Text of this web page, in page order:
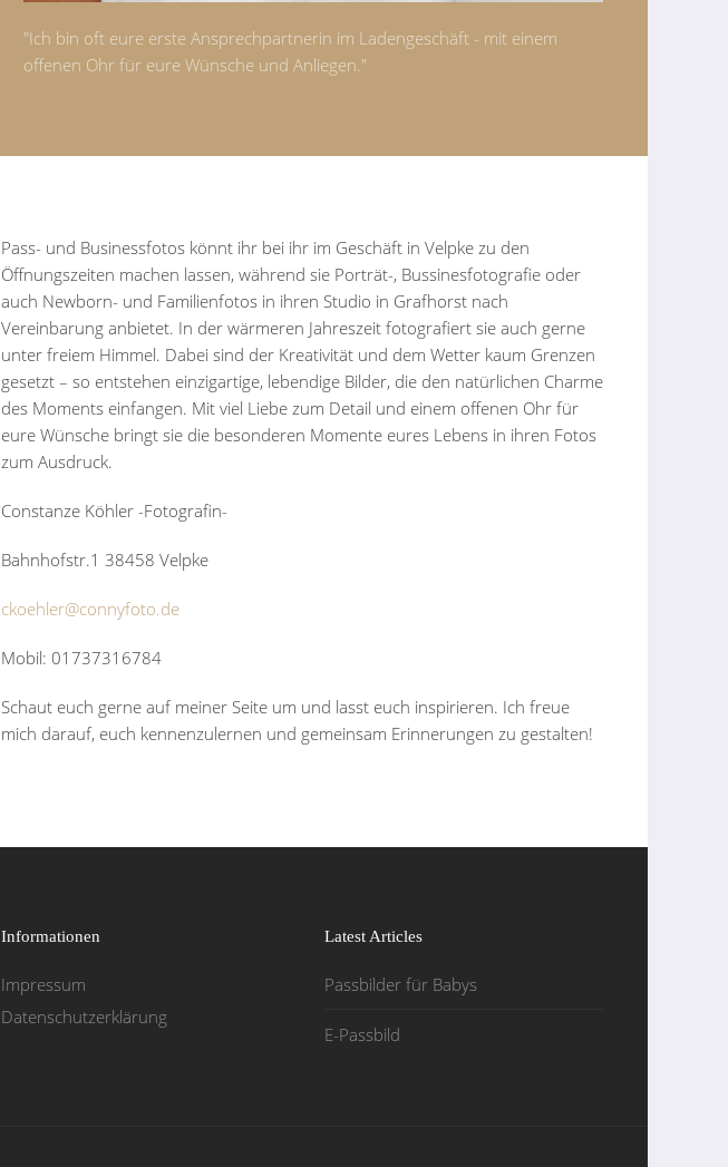
"Ich bin oft eure erste Ansprechpartnerin im Ladengeschäft - mit einem
offenen Ohr für eure Wünsche und Anliegen."
Pass- und Businessfotos könnt ihr bei ihr im Geschäft in Velpke zu den
Öffnungszeiten machen lassen, während sie Porträt-, Bussinesfotografie oder
auch Newborn- und Familienfotos in ihren Studio in Grafhorst nach
Vereinbarung anbietet. In der wärmeren Jahreszeit fotografiert sie auch gerne
unter freiem Himmel. Dabei sind der Kreativität und dem Wetter kaum Grenzen
gesetzt – so entstehen einzigartige, lebendige Bilder, die den natürlichen Charme
des Moments einfangen. Mit viel Liebe zum Detail und einem offenen Ohr für
eure Wünsche bringt sie die besonderen Momente eures Lebens in ihren Fotos
zum Ausdruck.
Constanze Köhler -Fotografin-
Bahnhofstr.1 38458 Velpke
ckoehler@connyfoto.de
Mobil: 01737316784
Schaut euch gerne auf meiner Seite um und lasst euch inspirieren. Ich freue
mich darauf, euch kennenzulernen und gemeinsam Erinnerungen zu gestalten!
Informationen
Impressum
Datenschutzerklärung
Latest Articles
Passbilder für Babys
E-Passbild